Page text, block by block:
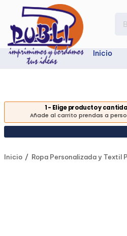
Inicio
1 - Elige producto y
Añade al carrito prendas a
Inicio Ropa Personalizada y Textil